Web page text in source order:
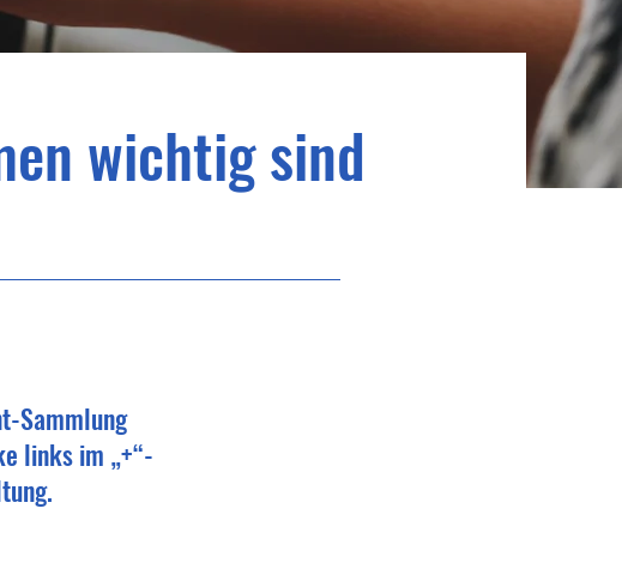
wichtig sind
Sammlung
links im „+“-